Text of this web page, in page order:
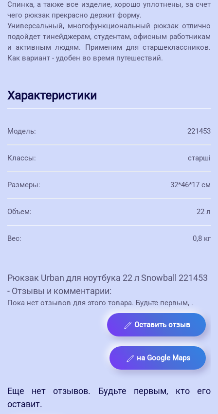
Спинка, а также все изделие, хорошо уплотнены, за счет
чего рюкзак прекрасно держит форму.
Универсальный, многофункциональный рюкзак отлично
подойдет тинейджерам, студентам, офисным работникам
и активным людям. Применим для старшеклассников.
Как вариант - удобен во время путешествий.
Характеристики
Модель: 221453
Классы: старші
Размеры: 32*46*17 см
Объем: 22 л
Вес: 0,8 кг
Рюкзак Urban для ноутбука 22 л Snowball 221453
- Отзывы и комментарии:
Пока нет отзывов для этого товара. Будьте первым, .
Оставить отзыв
на Google Maps
Еще нет отзывов. Будьте первым, кто его
оставит.